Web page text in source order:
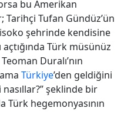
bu Amerikan
Tarihçi Tufan Gündüz’ün
şehrinde kendisine
Türk müsünüz
Duralı’nın
Türkiye’den geldiğini
şeklinde bir
Türk hegemonyasının